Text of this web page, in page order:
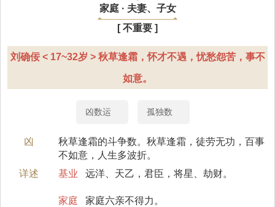
家庭 · 夫妻、子女
[ 不重要 ]
刘确佞 < 17~32岁 > 秋草逢霜，怀才不遇，忧愁怨苦，事不
如意。
凶数运 孤独数
凶
秋草逢霜的斗争数。秋草逢霜，徒劳无功，百事
不如意，人生多波折。
详述
基业 远洋、天乙，君臣，将星、劫财。
家庭 家庭六亲不得力。